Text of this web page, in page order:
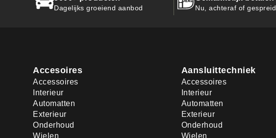
Dagelijks groeiend aanbod Nu, achteraf of gespreid
Accesoires
Accessoires
Interieur
Automatten
Exterieur
Onderhoud
Wielen
Aansluittechniek
Accessoires
Interieur
Automatten
Exterieur
Onderhoud
Wielen